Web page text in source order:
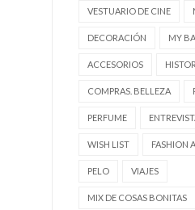
VESTUARIO DE CINE
DECORACIÓN MY
ACCESORIOS
COMPRAS. BELLEZA
PERFUME
WISH LIST FASHION
PELO VIAJES
MIX DE COSAS BONITAS